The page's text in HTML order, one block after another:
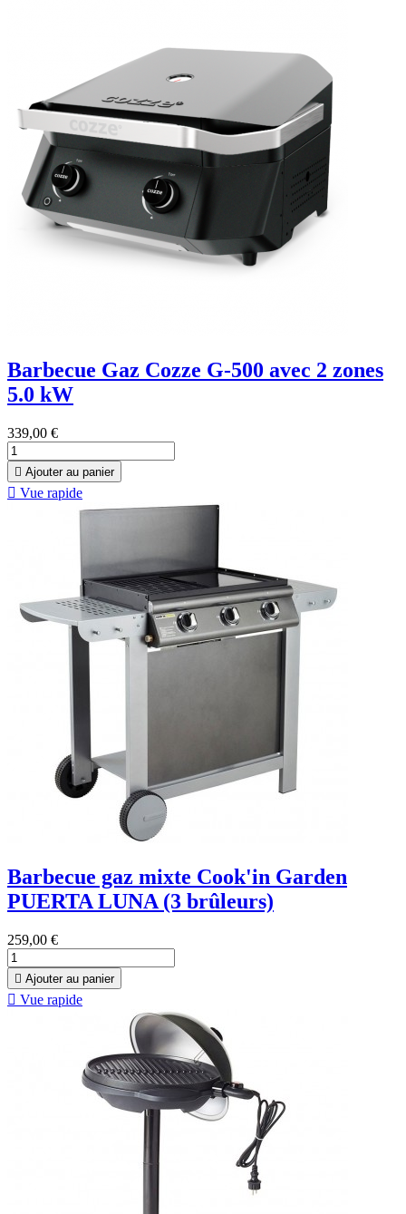
Barbecue Gaz Cozze G-500 avec 2 zones
5.0 kW
339,00 €
 Ajouter au panier
 Vue rapide
Barbecue gaz mixte Cook'in Garden
PUERTA LUNA (3 brûleurs)
259,00 €
 Ajouter au panier
 Vue rapide